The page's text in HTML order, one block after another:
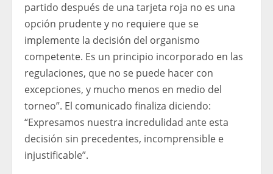
partido después de una tarjeta roja no es una
opción prudente y no requiere que se
implemente la decisión del organismo
competente. Es un principio incorporado en las
regulaciones, que no se puede hacer con
excepciones, y mucho menos en medio del
torneo”. El comunicado finaliza diciendo:
“Expresamos nuestra incredulidad ante esta
decisión sin precedentes, incomprensible e
injustificable”.